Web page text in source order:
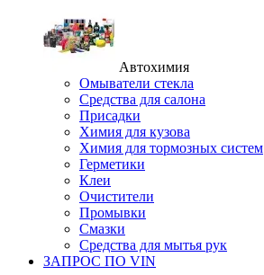
Автохимия
Омыватели стекла
Средства для салона
Присадки
Химия для кузова
Химия для тормозных систем
Герметики
Клеи
Очистители
Промывки
Смазки
Средства для мытья рук
ЗАПРОС ПО VIN